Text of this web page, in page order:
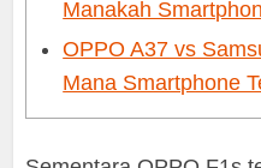
Manakah
OPPO A37 vs
Mana Smartphone